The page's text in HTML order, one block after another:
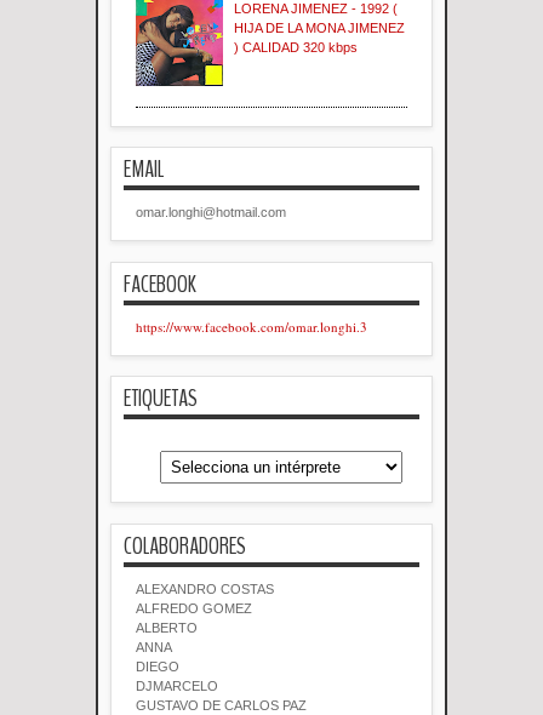
LORENA JIMENEZ - 1992 (
HIJA DE LA MONA JIMENEZ
) CALIDAD 320 kbps
EMAIL
omar.longhi@hotmail.com
FACEBOOK
https://www.facebook.com/omar.longhi.3
ETIQUETAS
COLABORADORES
ALEXANDRO COSTAS
ALFREDO GOMEZ
ALBERTO
ANNA
DIEGO
DJMARCELO
GUSTAVO DE CARLOS PAZ